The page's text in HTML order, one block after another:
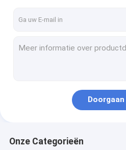
Doorgaan
Onze Categorieën